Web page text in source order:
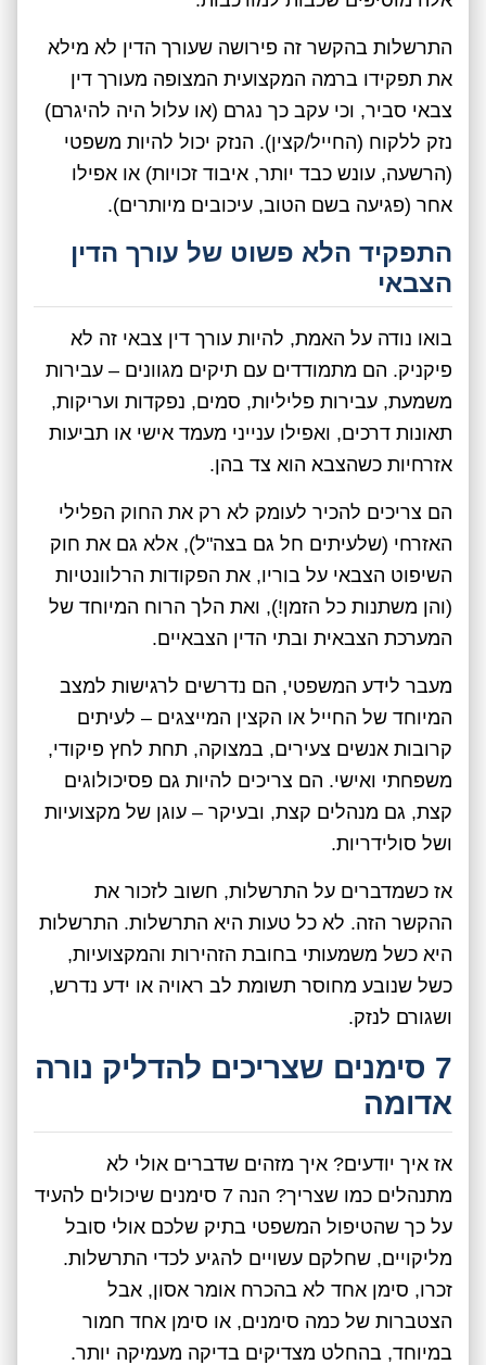
התרשלות בהקשר זה פירושה שעורך הדין לא מילא
את תפקידו ברמה המקצועית המצופה מעורך דין
צבאי סביר, וכי עקב כך נגרם (או עלול היה להיגרם)
נזק ללקוח (החייל/קצין). הנזק יכול להיות משפטי
(הרשעה, עונש כבד יותר, איבוד זכויות) או אפילו
אחר (פגיעה בשם הטוב, עיכובים מיותרים).
התפקיד הלא פשוט של עורך הדין
הצבאי
בואו נודה על האמת, להיות עורך דין צבאי זה לא
פיקניק. הם מתמודדים עם תיקים מגוונים – עבירות
משמעת, עבירות פליליות, סמים, נפקדות ועריקות,
תאונות דרכים, ואפילו ענייני מעמד אישי או תביעות
אזרחיות כשהצבא הוא צד בהן.
הם צריכים להכיר לעומק לא רק את החוק הפלילי
האזרחי (שלעיתים חל גם בצה"ל), אלא גם את חוק
השיפוט הצבאי על בוריו, את הפקודות הרלוונטיות
(והן משתנות כל הזמן!), ואת הלך הרוח המיוחד של
המערכת הצבאית ובתי הדין הצבאיים.
מעבר לידע המשפטי, הם נדרשים לרגישות למצב
המיוחד של החייל או הקצין המייצגים – לעיתים
קרובות אנשים צעירים, במצוקה, תחת לחץ פיקודי,
משפחתי ואישי. הם צריכים להיות גם פסיכולוגים
קצת, גם מנהלים קצת, ובעיקר – עוגן של מקצועיות
ושל סולידריות.
אז כשמדברים על התרשלות, חשוב לזכור את
ההקשר הזה. לא כל טעות היא התרשלות. התרשלות
היא כשל משמעותי בחובת הזהירות והמקצועיות,
כשל שנובע מחוסר תשומת לב ראויה או ידע נדרש,
ושגורם לנזק.
7 סימנים שצריכים להדליק נורה
אדומה
אז איך יודעים? איך מזהים שדברים אולי לא
מתנהלים כמו שצריך? הנה 7 סימנים שיכולים להעיד
על כך שהטיפול המשפטי בתיק שלכם אולי סובל
מליקויים, שחלקם עשויים להגיע לכדי התרשלות.
זכרו, סימן אחד לא בהכרח אומר אסון, אבל
הצטברות של כמה סימנים, או סימן אחד חמור
במיוחד, בהחלט מצדיקים בדיקה מעמיקה יותר.